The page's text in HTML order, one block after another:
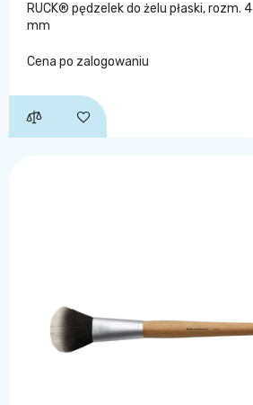
RUCK® pędzelek do żelu płaski, rozm. 4
mm
Cena po zalogowaniu